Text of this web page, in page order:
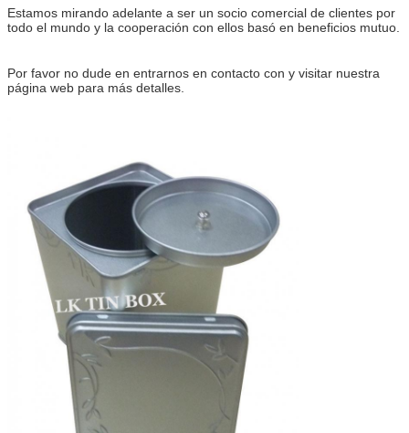
Estamos mirando adelante a ser un socio comercial de clientes por
todo el mundo y la cooperación con ellos basó en beneficios mutuo.
Por favor no dude en entrarnos en contacto con y visitar nuestra
página web para más detalles.